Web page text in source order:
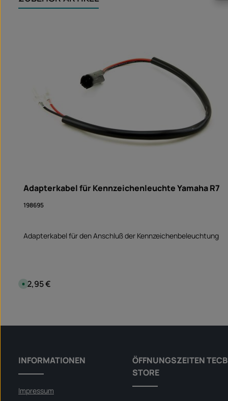
Adapterkabel für Kennzeichenleuchte Yamaha R7
198695
Adapterkabel für den Anschluß der Kennzeichenbeleuchtung
Regulärer Preis:
S
o
e
b
a
,
i
e
12,95 €
INFORMATIONEN
Impressum
ÖFFNUNGSZEITEN
STORE